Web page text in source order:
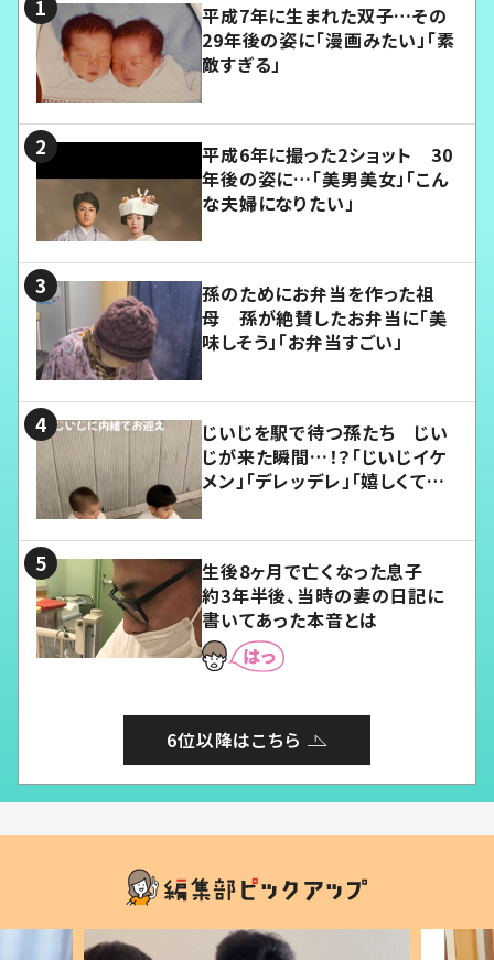
平成7年に生まれた双子…その
29年後の姿に「漫画みたい」「素
敵すぎる」
平成6年に撮った2ショット 30
年後の姿に…「美男美女」「こん
な夫婦になりたい」
孫のためにお弁当を作った祖
母 孫が絶賛したお弁当に「美
味しそう」「お弁当すごい」
じいじを駅で待つ孫たち じい
じが来た瞬間…！？「じいじイケ
メン」「デレッデレ」「嬉しくて可
生後8ヶ月で亡くなった息子
約3年半後、当時の妻の日記に
書いてあった本音とは
6位以降はこちら